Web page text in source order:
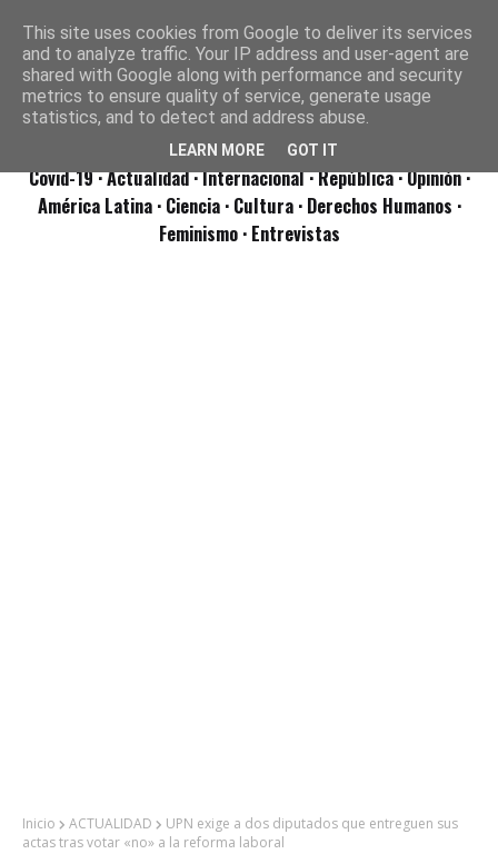
Covid-19· Actualidad· Internacional· República· Opinión·
América Latina · Ciencia · Cultura · Derechos Humanos ·
Feminismo · Entrevistas
Inicio ACTUALIDAD
UPN exige a dos diputados que entreguen sus
actas tras votar «no» a la reforma laboral
This site uses cookies from Google to deliver its services
and to analyze traffic. Your IP address and user-agent are
shared with Google along with performance and security
metrics to ensure quality of service, generate usage
statistics, and to detect and address abuse.
LEARN MORE GOT IT